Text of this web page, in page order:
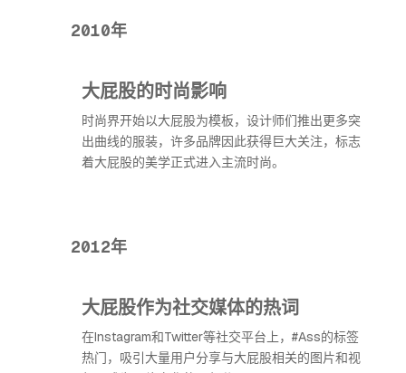
2010年
大屁股的时尚影响
时尚界开始以大屁股为模板，设计师们推出更多突
出曲线的服装，许多品牌因此获得巨大关注，标志
着大屁股的美学正式进入主流时尚。
2012年
大屁股作为社交媒体的热词
在Instagram和Twitter等社交平台上，#Ass的标签
热门，吸引大量用户分享与大屁股相关的图片和视